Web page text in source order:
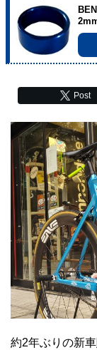
Post
約2年ぶりの新